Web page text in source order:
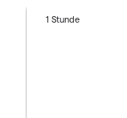
1 Stunde